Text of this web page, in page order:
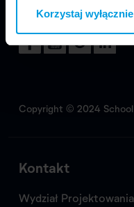
Korzystaj
Copyright © 2024 School
Kontakt
Wydział